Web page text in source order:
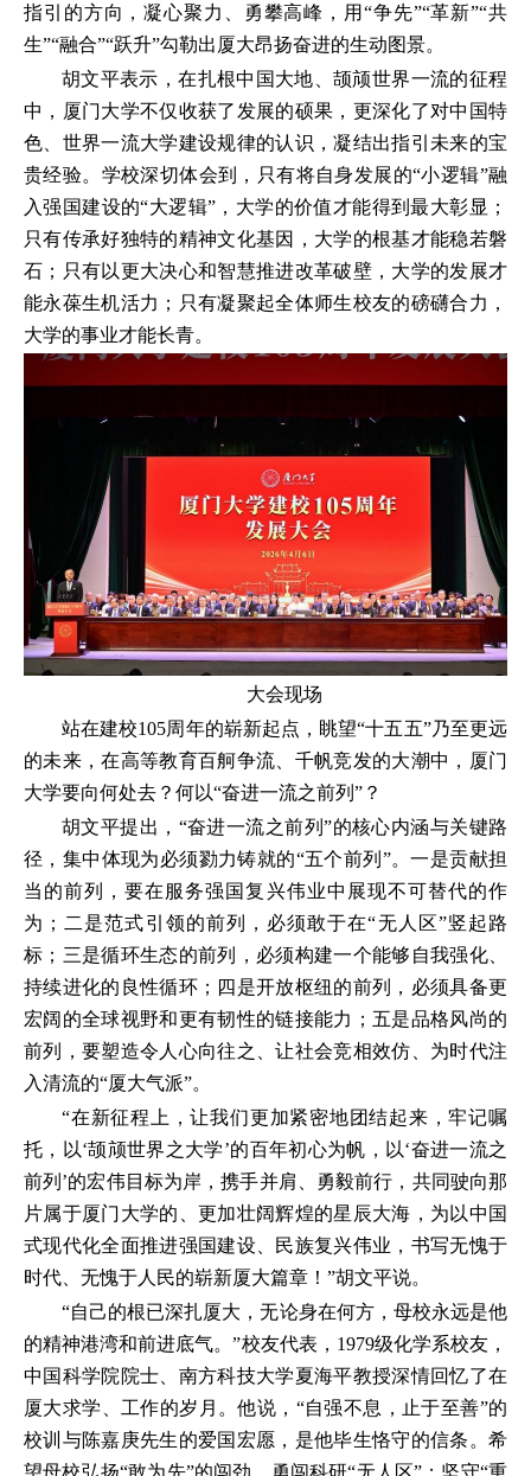
指引的方向，凝心聚力、勇攀高峰，用“争先”“革新”“共
生”“融合”“跃升”勾勒出厦大昂扬奋进的生动图景。
胡文平表示，在扎根中国大地、颉颃世界一流的征程
中，厦门大学不仅收获了发展的硕果，更深化了对中国特
色、世界一流大学建设规律的认识，凝结出指引未来的宝
贵经验。学校深切体会到，只有将自身发展的“小逻辑”融
入强国建设的“大逻辑”，大学的价值才能得到最大彰显；
只有传承好独特的精神文化基因，大学的根基才能稳若磐
石；只有以更大决心和智慧推进改革破壁，大学的发展才
能永葆生机活力；只有凝聚起全体师生校友的磅礴合力，
大学的事业才能长青。
大会现场
站在建校105周年的崭新起点，眺望“十五五”乃至更远
的未来，在高等教育百舸争流、千帆竞发的大潮中，厦门
大学要向何处去？何以“奋进一流之前列”？
胡文平提出，“奋进一流之前列”的核心内涵与关键路
径，集中体现为必须勠力铸就的“五个前列”。一是贡献担
当的前列，要在服务强国复兴伟业中展现不可替代的作
为；二是范式引领的前列，必须敢于在“无人区”竖起路
标；三是循环生态的前列，必须构建一个能够自我强化、
持续进化的良性循环；四是开放枢纽的前列，必须具备更
宏阔的全球视野和更有韧性的链接能力；五是品格风尚的
前列，要塑造令人心向往之、让社会竞相效仿、为时代注
入清流的“厦大气派”。
“在新征程上，让我们更加紧密地团结起来，牢记嘱
托，以‘颉颃世界之大学’的百年初心为帆，以‘奋进一流之
前列’的宏伟目标为岸，携手并肩、勇毅前行，共同驶向那
片属于厦门大学的、更加壮阔辉煌的星辰大海，为以中国
式现代化全面推进强国建设、民族复兴伟业，书写无愧于
时代、无愧于人民的崭新厦大篇章！”胡文平说。
“自己的根已深扎厦大，无论身在何方，母校永远是他
的精神港湾和前进底气。”校友代表，1979级化学系校友，
中国科学院院士、南方科技大学夏海平教授深情回忆了在
厦大求学、工作的岁月。他说，“自强不息，止于至善”的
校训与陈嘉庚先生的爱国宏愿，是他毕生恪守的信条。希
望母校弘扬“敢为先”的闯劲，勇闯科研“无人区”；坚守“重